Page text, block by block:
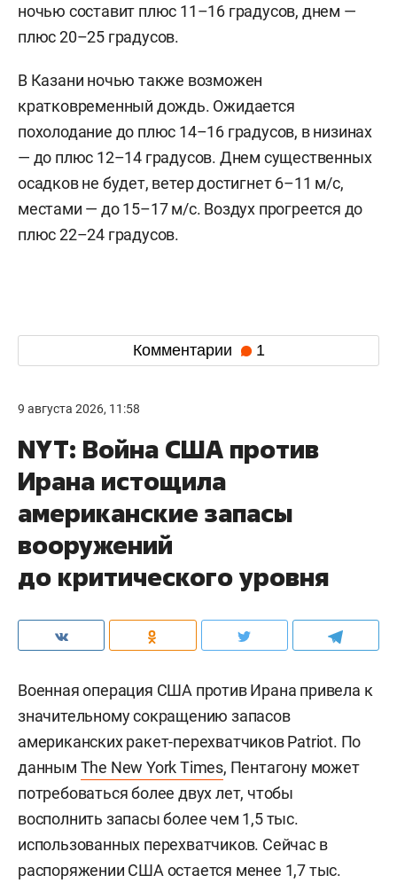
ночью составит плюс 11–16 градусов, днем —
плюс 20–25 градусов.
В Казани ночью также возможен
кратковременный дождь. Ожидается
похолодание до плюс 14–16 градусов, в низинах
— до плюс 12–14 градусов. Днем существенных
осадков не будет, ветер достигнет 6–11 м/c,
местами — до 15–17 м/с. Воздух прогреется до
плюс 22–24 градусов.
Комментарии 1
9 августа 2026, 11:58
NYT: Война США против
Ирана истощила
американские запасы
вооружений
до критического уровня
Военная операция США против Ирана привела к
значительному сокращению запасов
американских ракет-перехватчиков Patriot. По
данным The New York Times, Пентагону может
потребоваться более двух лет, чтобы
восполнить запасы более чем 1,5 тыс.
использованных перехватчиков. Сейчас в
распоряжении США остается менее 1,7 тыс.